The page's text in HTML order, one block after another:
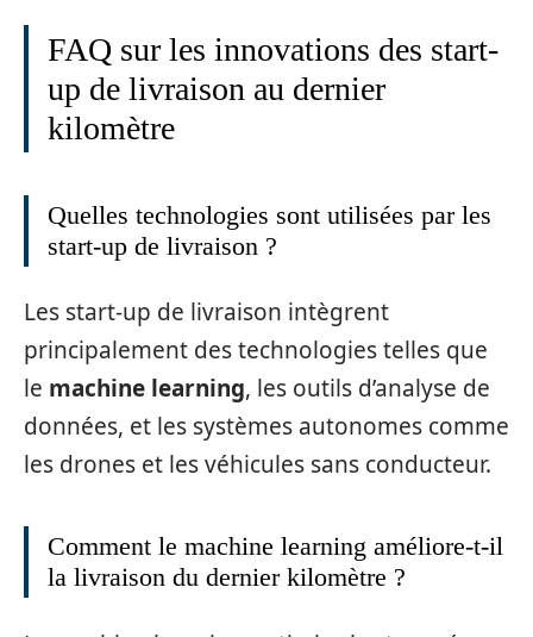
FAQ sur les innovations des start-
up de livraison au dernier
kilomètre
Quelles technologies sont utilisées par les
start-up de livraison ?
Les start-up de livraison intègrent
principalement des technologies telles que
le machine learning, les outils d’analyse de
données, et les systèmes autonomes comme
les drones et les véhicules sans conducteur.
Comment le machine learning améliore-t-il
la livraison du dernier kilomètre ?